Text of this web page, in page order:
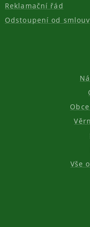
Reklamační řád
Odstoupení od
Vše